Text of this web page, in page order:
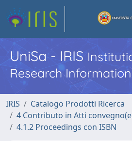
UniSa - IRIS
Research
IRIS
Catalogo Prodotti Ricerca
4 Contributo in Atti
4.1.2 Proceedings con ISBN